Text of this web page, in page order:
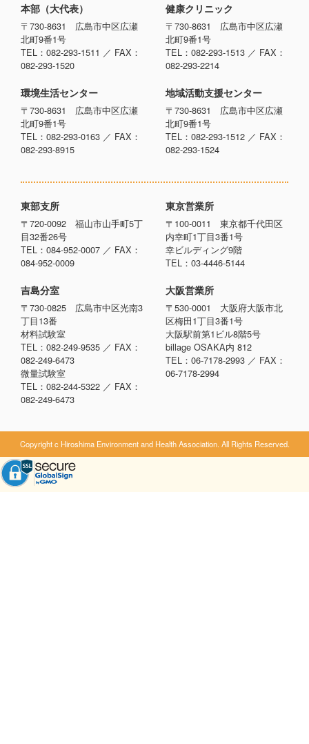
本部（大代表）
〒730-8631 広島市中区広瀬
北町9番1号
TEL：082-293-1511 ／ FAX：
082-293-1520
環境生活センター
〒730-8631 広島市中区広瀬
北町9番1号
TEL：082-293-0163 ／ FAX：
082-293-8915
健康クリニック
〒730-8631 広島市中区広瀬
北町9番1号
TEL：082-293-1513 ／ FAX：
082-293-2214
地域活動支援センター
〒730-8631 広島市中区広瀬
北町9番1号
TEL：082-293-1512 ／ FAX：
082-293-1524
東部支所
〒720-0092 福山市山手町5丁
目32番26号
TEL：084-952-0007 ／ FAX：
084-952-0009
吉島分室
〒730-0825 広島市中区光南3
丁目13番
材料試験室
TEL：082-249-9535 ／ FAX：
082-249-6473
微量試験室
TEL：082-244-5322 ／ FAX：
082-249-6473
東京営業所
〒100-0011 東京都千代田区
内幸町1丁目3番1号
幸ビルディング9階
TEL：03-4446-5144
大阪営業所
〒530-0001 大阪府大阪市北
区梅田1丁目3番1号
大阪駅前第1ビル8階5号
billage OSAKA内 812
TEL：06-7178-2993 ／ FAX：
06-7178-2994
Copyright c Hiroshima Environment and Health Association. All Rights Reserved.